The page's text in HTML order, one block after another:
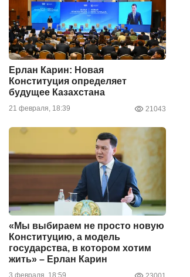
Ерлан Карин: Новая
Конституция определяет
будущее Казахстана
21 февраля, 18:39 21043
«Мы выбираем не просто новую
Конституцию, а модель
государства, в котором хотим
жить» – Ерлан Карин
3 февраля, 18:59